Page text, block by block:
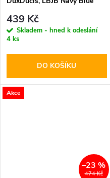
439 Kč
Skladem - hned k odeslání
4 ks
DO KOŠÍKU
Akce
474 Kč
–23 %